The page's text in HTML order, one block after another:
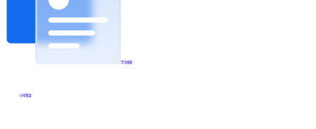
学习视频
分享集锦